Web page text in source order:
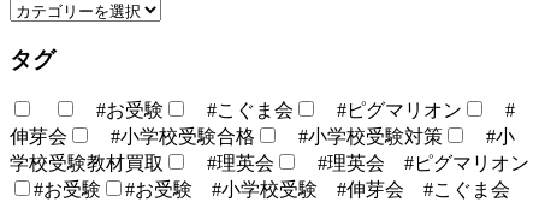
タグ
#お受験 #こぐま会 #ピグマリオン
#
伸芽会
#小学校受験合格 #小学校受験対策
#小
学校受験教材買取
#理英会
#理英会 #ピグマリオン
#お受験
#お受験 #小学校受験 #伸芽会 #こぐま会